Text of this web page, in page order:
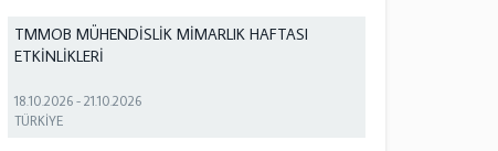
TMMOB MÜHENDİSLİK MİMARLIK HAFTASI
ETKİNLİKLERİ
18.10.2026 -21.10.2026
TÜRKİYE